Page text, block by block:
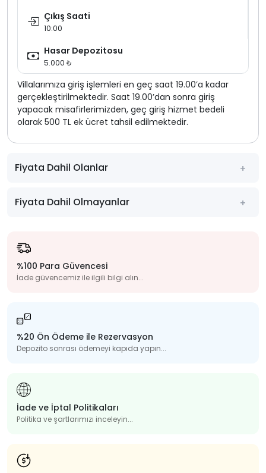
Çıkış Saati
10:00
Hasar Depozitosu
5.000 ₺
Villalarımıza giriş işlemleri en geç saat 19.00’a kadar
gerçekleştirilmektedir. Saat 19.00’dan sonra giriş
yapacak misafirlerimizden, geç giriş hizmet bedeli
olarak 500 TL ek ücret tahsil edilmektedir.
Fiyata Dahil Olanlar
Fiyata Dahil Olmayanlar
%100 Para Güvencesi
İade güvencemiz ile ilgili bilgi alın...
%20 Ön Ödeme ile Rezervasyon
Depozito sonrası ödemeyi kapıda yapın...
İade ve İptal Politikaları
Politika ve şartlarımızı inceleyin...